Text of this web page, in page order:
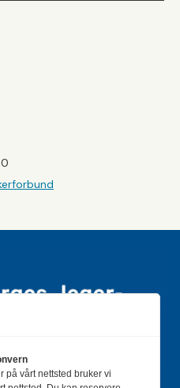
og eldste magasin for
på vårt nettsted bruker vi